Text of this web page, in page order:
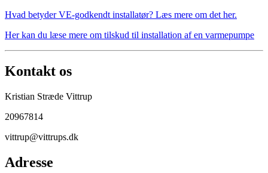
Hvad betyder VE-godkendt installatør? Læs mere om det her.
Her kan du læse mere om tilskud til installation af en varmepumpe
Kontakt os
Kristian Stræde Vittrup
20967814
vittrup@vittrups.dk
Adresse